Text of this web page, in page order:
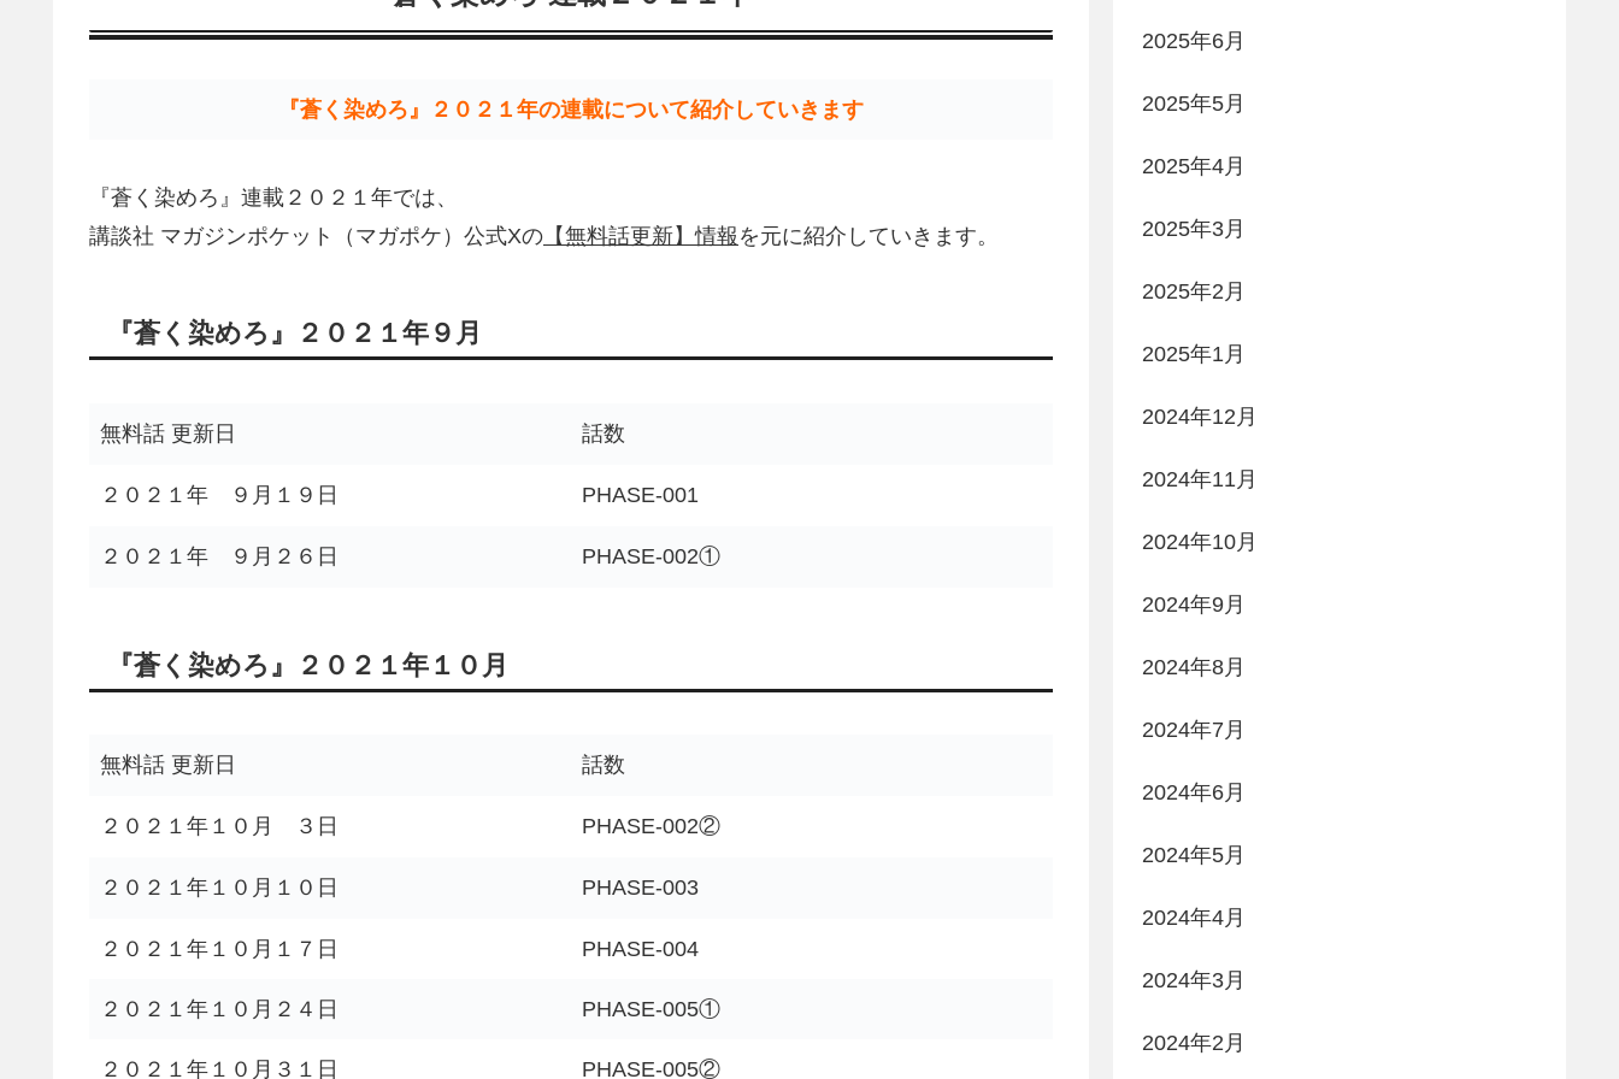
『蒼く染めろ』２０２１年の連載について紹介していきます
『蒼く染めろ』連載２０２１年では、
講談社 マガジンポケット（マガポケ）公式Xの 【無料話更新】情報 を元に紹介していきます。
『蒼く染めろ』２０２１年９月
無料話 更新日 話数
２０２１年 ９月１９日 PHASE-001
２０２１年 ９月２６日 PHASE-002①
『蒼く染めろ』２０２１年１０月
無料話 更新日 話数
２０２１年１０月 ３日 PHASE-002②
２０２１年１０月１０日 PHASE-003
２０２１年１０月１７日 PHASE-004
２０２１年１０月２４日 PHASE-005①
２０２１年１０月３１日 PHASE-005②
2025年6月
2025年5月
2025年4月
2025年3月
2025年2月
2025年1月
2024年12月
2024年11月
2024年10月
2024年9月
2024年8月
2024年7月
2024年6月
2024年5月
2024年4月
2024年3月
2024年2月